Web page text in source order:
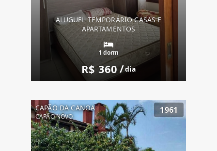
ALUGUEL TEMPORÁRIO CASAS E
APARTAMENTOS
1 dorm
R$ 360 /dia
CAPÃO DA CANOA
CAPÃO NOVO
1961